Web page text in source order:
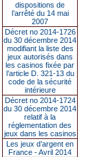
dispositions de
l’arrêté du 14 mai
2007
Décret no 2014-1726
du 30 décembre 2014
modifiant la liste des
jeux autorisés dans
les casinos fixée par
l’article D. 321-13 du
code de la sécurité
intérieure
Décret no 2014-1724
du 30 décembre 2014
relatif à la
réglementation des
jeux dans les casinos
Les jeux d’argent en
France - Avril 2014